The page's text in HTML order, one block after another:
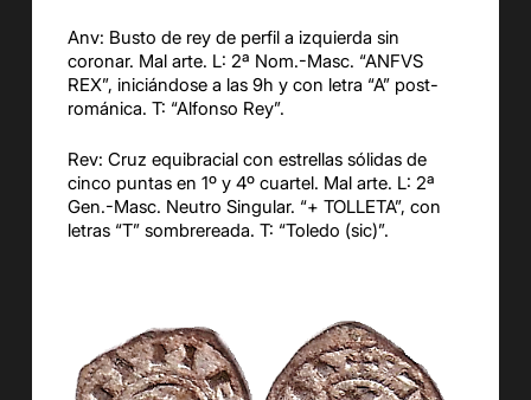
Anv: Busto de rey de perfil a izquierda sin
coronar. Mal arte. L: 2ª Nom.-Masc. “ANFVS
REX”, iniciándose a las 9h y con letra “A” post-
románica. T: “Alfonso Rey”.
Rev: Cruz equibracial con estrellas sólidas de
cinco puntas en 1º y 4º cuartel. Mal arte. L: 2ª
Gen.-Masc. Neutro Singular. “+ TOLLETA”, con
letras “T” sombrereada. T: “Toledo (sic)”.